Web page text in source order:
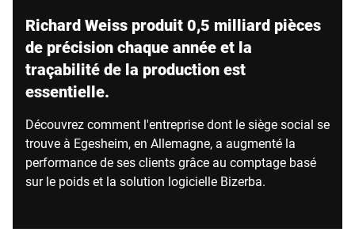
Richard Weiss produit 0,5 milliard pièces
de précision chaque année et la
traçabilité de la production est
essentielle.
Découvrez comment l'entreprise dont le siège social se
trouve à Egesheim, en Allemagne, a augmenté la
performance de ses clients grâce au comptage basé
sur le poids et la solution logicielle Bizerba.